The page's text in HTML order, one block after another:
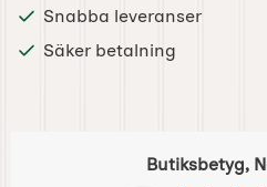
Snabba leveranser
Säker betalning
Butiksbetyg,